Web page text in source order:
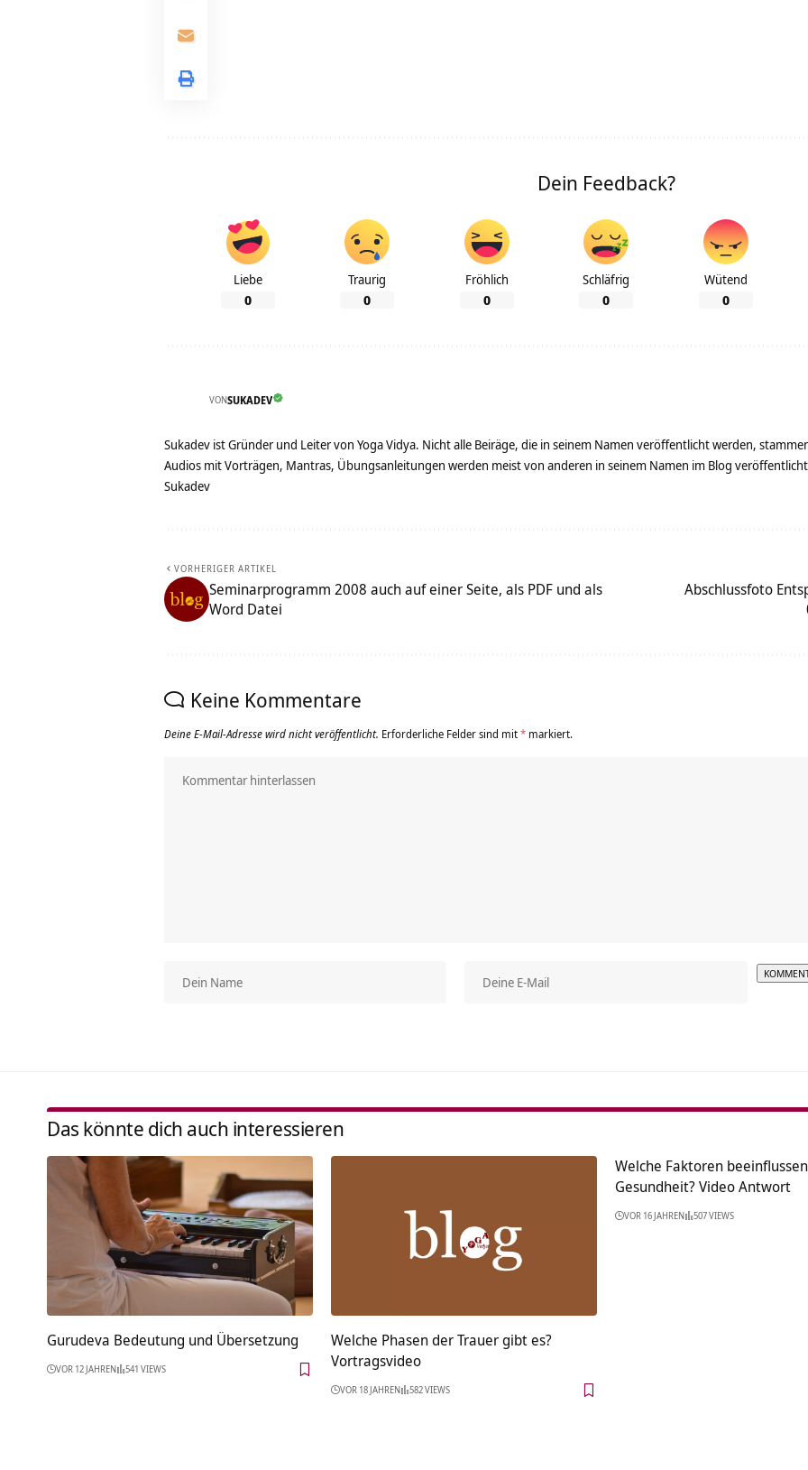
Dein Feedback?
Liebe
0
Traurig
0
Fröhlich
0
Schläfrig
0
Wütend
0
VONSUKADEV
Sukadev ist Gründer und Leiter von Yoga Vidya. Nicht alle Beiräge, die in seinem Namen veröffentlicht werden,
Audios mit Vorträgen, Mantras, Übungsanleitungen werden meist von anderen in seinem Namen im Blog
Sukadev
VORHERIGER ARTIKEL
Seminarprogramm 2008 auch auf einer Seite, als PDF und als
Word Datei
Abschlussfoto
Keine Kommentare
Deine E-Mail-Adresse wird nicht veröffentlicht. Erforderliche Felder sind mit* markiert.
Das könnte dich auch interessieren
Gurudeva Bedeutung und Übersetzung
VOR 12 JAHREN 541 VIEWS
Welche Phasen der Trauer gibt es?
Vortragsvideo
VOR 18 JAHREN 582 VIEWS
Welche Faktoren
Gesundheit? Video Antwort
VOR 16 JAHREN 507 VIEWS